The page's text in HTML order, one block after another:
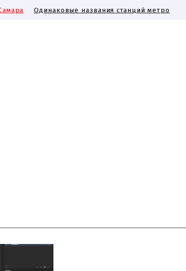
Одинаковые названия станций метро